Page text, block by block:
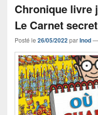
Chronique livre
Le Carnet secret
Posté le 26/05/2022parInod—